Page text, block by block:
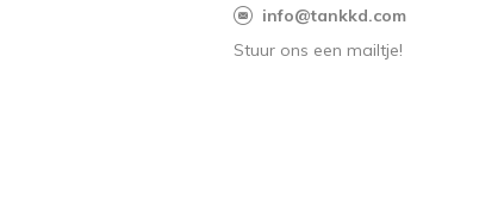
info@tankkd.com
Stuur ons een mailtje!